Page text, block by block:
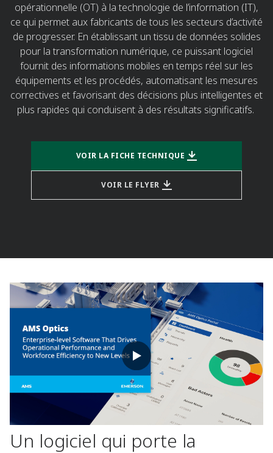
opérationnelle (OT) à la technologie de l’information (IT),
ce qui permet aux fabricants de tous les secteurs d’activité
de progresser. En établissant un tissu de données solides
pour la transformation numérique, ce puissant logiciel
fournit des informations mobiles en temps réel sur les
équipements et les procédés, automatisant les mesures
correctives et favorisant des décisions plus intelligentes et
plus rapides qui conduisent à des résultats significatifs.
VOIR LA FICHE TECHNIQUE
VOIR LE FLYER
Un logiciel qui porte la